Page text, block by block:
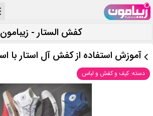
کفش الستار - زیبامون
آموزش استفاده از کفش آل استار با
دسته: کیف و کفش و لباس